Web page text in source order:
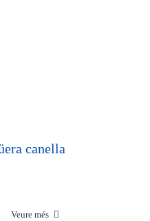
canella
Veure més